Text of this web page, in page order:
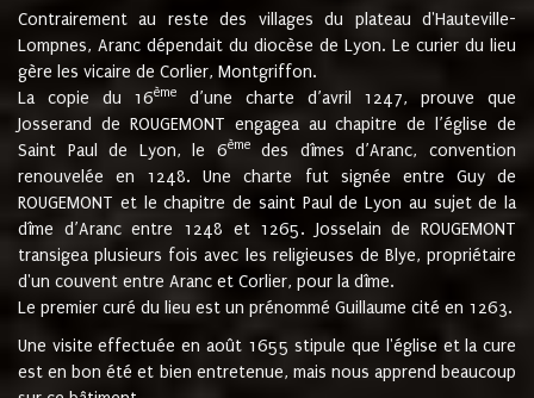
Contrairement au reste des villages du plateau d'Hauteville-
Lompnes, Aranc dépendait du diocèse de Lyon. Le curier du lieu
gère les vicaire de Corlier, Montgriffon.
La copie du 16ème
d’une charte d’avril 1247, prouve que
Josserand de ROUGEMONT engagea au chapitre de l’église de
Saint Paul de Lyon, le 6èmedes dîmes d’Aranc, convention
renouvelée en 1248. Une charte fut signée entre Guy de
ROUGEMONT et le chapitre de saint Paul de Lyon au sujet de la
dîme d’Aranc entre 1248 et 1265. Josselain de ROUGEMONT
transigea plusieurs fois avec les religieuses de Blye, propriétaire
d'un couvent entre Aranc et Corlier, pour la dîme.
Le premier curé du lieu est un prénommé Guillaume cité en 1263.
Une visite effectuée en août 1655 stipule que l'église et la cure
est en bon été et bien entretenue, mais nous apprend beaucoup